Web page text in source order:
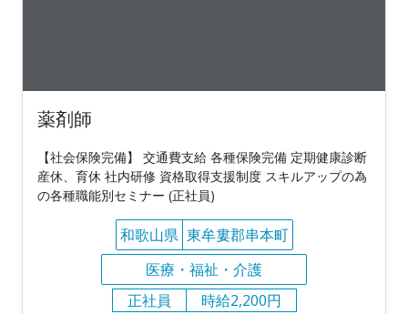
薬剤師
【社会保険完備】 交通費支給 各種保険完備 定期健康診断
産休、育休 社内研修 資格取得支援制度 スキルアップの為
の各種職能別セミナー (正社員)
和歌山県 東牟婁郡串本町
医療・福祉・介護
正社員
時給2,200円